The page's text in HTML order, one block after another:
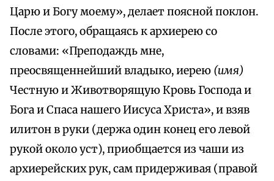
Царю и Богу моему», делает поясной поклон.
После этого, обращаясь к архиерею со
словами: «Преподаждь мне,
преосвященнейший владыко, иерею (имя)
Честную и Животворящую Кровь Господа и
Бога и Спаса нашего Иисуса Христа», и взяв
илитон в руки (держа один конец его левой
рукой около уст), приобщается из чаши из
архиерейских рук, сам придерживая (правой